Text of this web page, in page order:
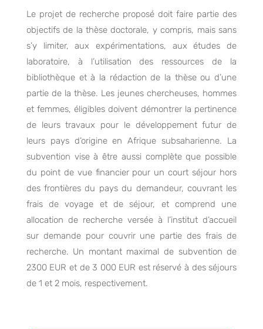
Le projet de recherche proposé doit faire partie des
objectifs de la thèse doctorale, y compris, mais sans
s’y limiter, aux expérimentations, aux études de
laboratoire, à l’utilisation des ressources de la
bibliothèque et à la rédaction de la thèse ou d’une
partie de la thèse. Les jeunes chercheuses, hommes
et femmes, éligibles doivent démontrer la pertinence
de leurs travaux pour le développement futur de
leurs pays d’origine en Afrique subsaharienne. La
subvention vise à être aussi complète que possible
du point de vue financier pour un court séjour hors
des frontières du pays du demandeur, couvrant les
frais de voyage et de séjour, et comprend une
allocation de recherche versée à l’institut d’accueil
sur demande pour couvrir une partie des frais de
recherche. Un montant maximal de subvention de
2300 EUR et de 3 000 EUR est réservé à des séjours
de 1 et 2 mois, respectivement.